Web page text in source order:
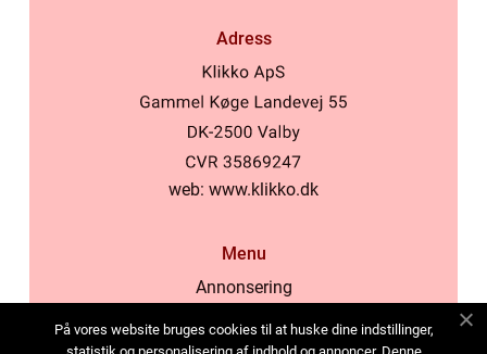
Adress
web: www.klikko.dk
Menu
Annonsering
Cookies
På vores website bruges cookies til at huske dine indstillinger,